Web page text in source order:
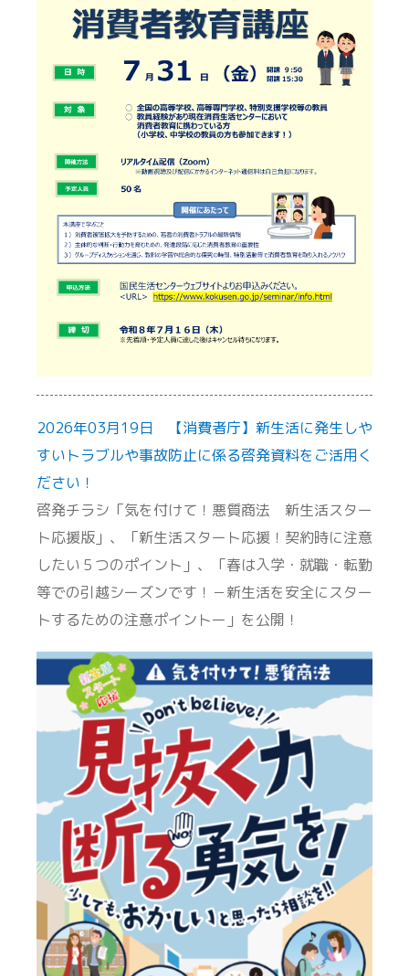
2026年03月19日 【消費者庁】新生活に発生しや
すいトラブルや事故防止に係る啓発資料をご活用く
ださい！
啓発チラシ「気を付けて！悪質商法 新生活スター
ト応援版」、「新生活スタート応援！契約時に注意
したい５つのポイント」、「春は入学・就職・転勤
等での引越シーズンです！－新生活を安全にスター
トするための注意ポイントー」を公開！